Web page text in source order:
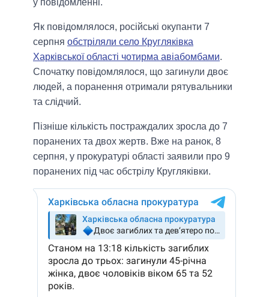
у повідомленні.
Як повідомлялося, російські окупанти 7
серпня обстріляли село Кругляківка
Харківської області чотирма авіабомбами.
Спочатку повідомлялося, що загинули двоє
людей, а поранення отримали рятувальники
та слідчий.
Пізніше кількість постраждалих зросла до 7
поранених та двох жертв. Вже на ранок, 8
серпня, у прокуратурі області заявили про 9
поранених під час обстрілу Кругляківки.